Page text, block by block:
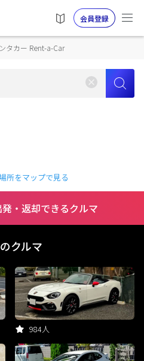
会員登録
タカー Rent-a-Car
所をマップで見る
・返却できるクルマ
クルマ
984人